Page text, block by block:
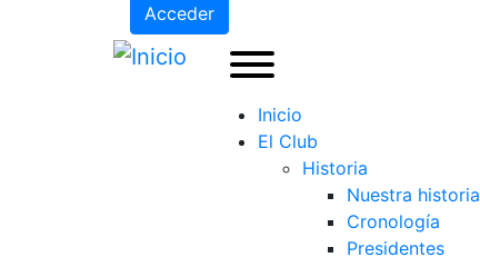
Acceder
Inicio
El Club
Historia
Nuestra historia
Cronología
Presidentes